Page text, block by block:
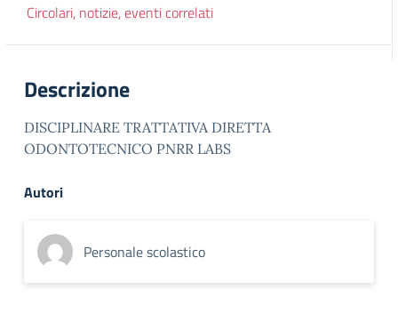
Circolari, notizie, eventi correlati
Descrizione
DISCIPLINARE TRATTATIVA DIRETTA
ODONTOTECNICO PNRR LABS
Autori
Personale scolastico